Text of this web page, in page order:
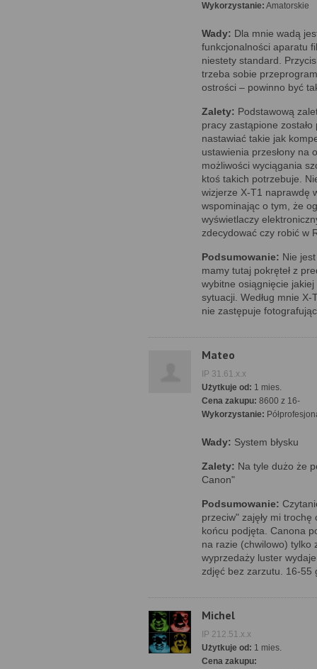
Wykorzystanie: Amatorskie
Wady: Dla mnie wadą
funkcjonalności aparatu
niestety standard.
trzeba sobie
ostrości – powinno być
Zalety: Podstawową
pracy zastąpione
nastawiać takie jak
ustawienia przesłony na
możliwości wyciągania
ktoś takich potrzebuje.
wizjerze X-T1 naprawdę
wspominając o tym, że
wyświetlaczy
zdecydować czy robić w
Podsumowanie: Nie
mamy tutaj pokręteł z
wybitne osiągnięcie
sytuacji. Według mnie
nie zastępuje
Mateo
IP 31.61.x.x
Użytkuje od: 1 mies.
Cena zakupu: 8600 z 16-
Wykorzystanie:
Wady: System błysku
Zalety: Na tyle dużo że
Canon"
Podsumowanie:
przeciw" zajęły mi
końcu podjęta. Canona
na razie (chwilowo) tylko
wyprzedaży luster
zdjęć bez zarzutu. 16-55
Michel
IP 212.51.x.x
Użytkuje od: 1 mies.
Cena zakupu: